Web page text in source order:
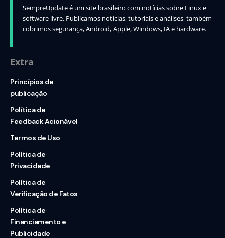
SempreUpdate é um site brasileiro com notícias sobre Linux e
software livre. Publicamos notícias, tutoriais e análises, também
cobrimos segurança, Android, Apple, Windows, IA e hardware.
Extra
Princípios de
publicação
Política de
Feedback Acionável
Termos de Uso
Política de
Privacidade
Política de
Verificação de Fatos
Política de
Financiamento e
Publicidade